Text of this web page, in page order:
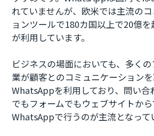
れていませんが、欧米では主流の
ョンツールで180カ国以上で20億を
が利用しています。
ビジネスの場面においても、多く
業が顧客とのコミュニケーションを
WhatsAppを利用しており、問い合
でもフォームでもウェブサイトから
WhatsAppで行うのが主流となって